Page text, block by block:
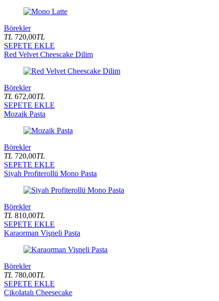
Börekler
TL 720,00TL
SEPETE EKLE
Red Velvet Cheescake Dilim
Börekler
TL 672,00TL
SEPETE EKLE
Mozaik Pasta
Börekler
TL 720,00TL
SEPETE EKLE
Siyah Profiterollü Mono Pasta
Börekler
TL 810,00TL
SEPETE EKLE
Karaorman Vişneli Pasta
Börekler
TL 780,00TL
SEPETE EKLE
Çikolatalı Cheesecake